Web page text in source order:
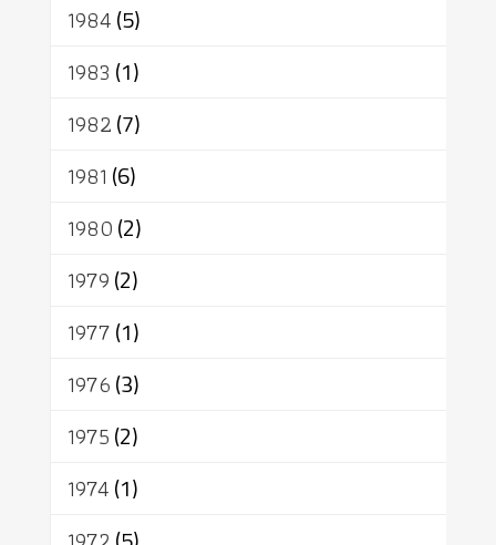
1984(5)
1983 (1)
1982(7)
1981 (6)
1980(2)
1979(2)
1977(1)
1976(3)
1975(2)
1974(1)